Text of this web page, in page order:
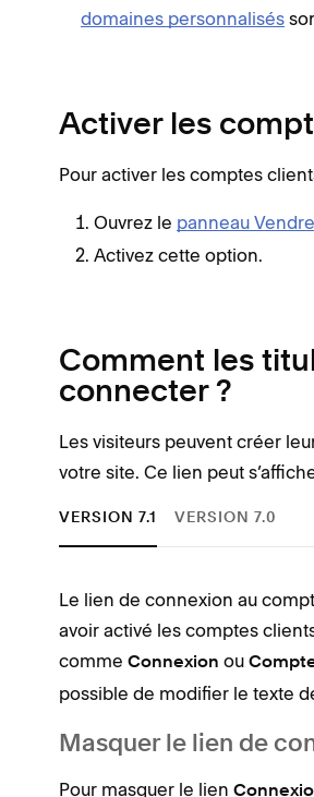
domaines personnalisés
Activer les
Pour activer les comptes
Ouvrez le panneau Vendre
Activez cette option.
Comment les
connecter ?
Les visiteurs peuvent créer
votre site. Ce lien peut
VERSION 7.1 VERSION 7.0
Le lien de connexion au
avoir activé les comptes
comme Connexion ou
possible de modifier le texte
Masquer le lien de
Pour masquer le lien